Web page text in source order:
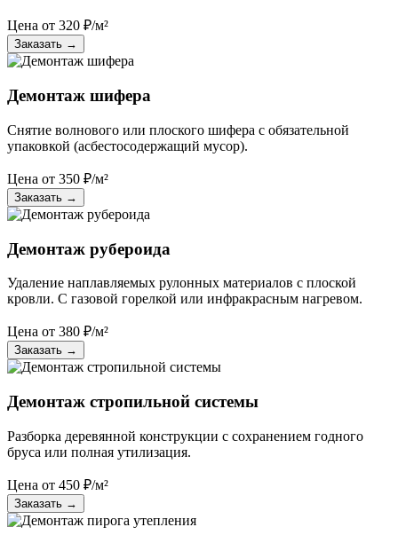
Цена от 320 ₽/м²
Заказать →
Демонтаж шифера
Снятие волнового или плоского шифера с обязательной
упаковкой (асбестосодержащий мусор).
Цена от 350 ₽/м²
Заказать →
Демонтаж рубероида
Удаление наплавляемых рулонных материалов с плоской
кровли. С газовой горелкой или инфракрасным нагревом.
Цена от 380 ₽/м²
Заказать →
Демонтаж стропильной системы
Разборка деревянной конструкции с сохранением годного
бруса или полная утилизация.
Цена от 450 ₽/м²
Заказать →